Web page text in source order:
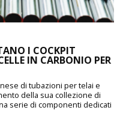
I COCKPIT
IN CARBONIO PER
di tubazioni per telai e
della sua collezione di
serie di componenti dedicati